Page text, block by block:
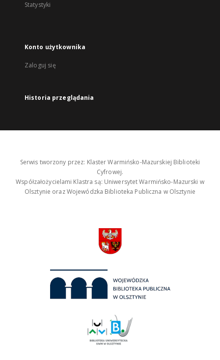
Statystyki
Konto użytkownika
Zaloguj się
Historia przeglądania
Serwis tworzony przez: Klaster Warmińsko-Mazurskiej Biblioteki
Cyfrowej.
Współzałożycielami Klastra są: Uniwersytet Warmińsko-Mazurski w
Olsztynie oraz Wojewódzka Biblioteka Publiczna w Olsztynie